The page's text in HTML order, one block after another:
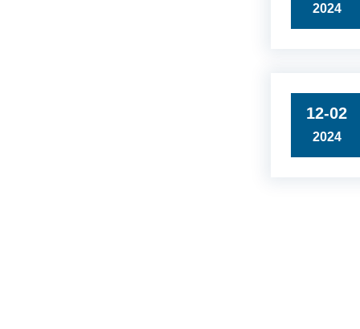
2024
12-02
2024